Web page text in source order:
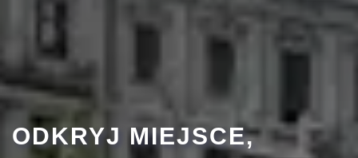
ODKRYJ MIEJSCE,